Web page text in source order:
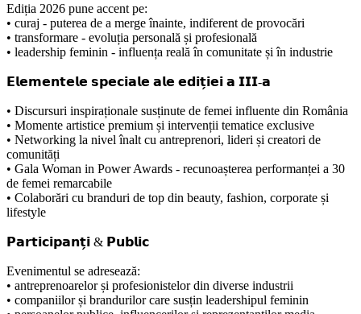
Ediția 2026 pune accent pe:
• curaj - puterea de a merge înainte, indiferent de provocări
• transformare - evoluția personală și profesională
• leadership feminin - influența reală în comunitate și în industrie
𝗘𝗹𝗲𝗺𝗲𝗻𝘁𝗲𝗹𝗲 𝘀𝗽𝗲𝗰𝗶𝗮𝗹𝗲 𝗮𝗹𝗲 𝗲𝗱𝗶𝘁̗𝗶𝗲𝗶 𝗮 𝗜𝗜𝗜-𝗮
• Discursuri inspiraționale susținute de femei influente din România
• Momente artistice premium și intervenții tematice exclusive
• Networking la nivel înalt cu antreprenori, lideri și creatori de
comunități
• Gala Woman in Power Awards - recunoașterea performanței a 30
de femei remarcabile
• Colaborări cu branduri de top din beauty, fashion, corporate și
lifestyle
𝗣𝗮𝗿𝘁𝗶𝗰𝗶𝗽𝗮𝗻𝘁̗𝗶 & 𝗣𝘂𝗯𝗹𝗶𝗰
Evenimentul se adresează:
• antreprenoarelor și profesionistelor din diverse industrii
• companiilor și brandurilor care susțin leadershipul feminin